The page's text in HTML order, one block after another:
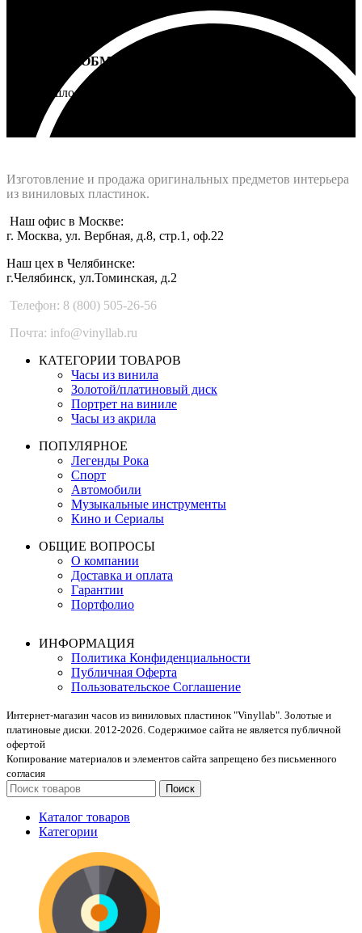
ВОЗВРАТ И ОБМЕН
Не подошло - вернем деньги
Изготовление и продажа оригинальных предметов интерьера
из виниловых пластинок.
Наш офис в Москве:
г. Москва, ул. Вербная, д.8, стр.1, оф.22
Наш цех в Челябинске:
г.Челябинск, ул.Томинская, д.2
Телефон: 8 (800) 505-26-56
Почта: info@vinyllab.ru
КАТЕГОРИИ ТОВАРОВ
Часы из винила
Золотой/платиновый диск
Портрет на виниле
Часы из акрила
ПОПУЛЯРНОЕ
Легенды Рока
Спорт
Автомобили
Музыкальные инструменты
Кино и Сериалы
ОБЩИЕ ВОПРОСЫ
О компании
Доставка и оплата
Гарантии
Портфолио
ИНФОРМАЦИЯ
Политика Конфиденциальности
Публичная Оферта
Пользовательское Соглашение
Интернет-магазин часов из виниловых пластинок "Vinyllab". Золотые и
платиновые диски. 2012-2026. Содержимое сайта не является публичной
офертой
Копирование материалов и элементов сайта запрещено без письменного
согласия
Поиск
Каталог товаров
Категории